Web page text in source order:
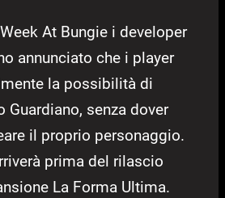
At Bungie i developer
annunciato che i player
la possibilità di
senza dover
il proprio personaggio.
prima del rilascio
La Forma Ultima.